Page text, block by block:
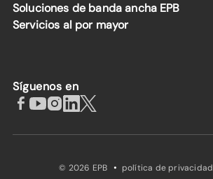
Soluciones de banda ancha EPB
Servicios al por mayor
Síguenos en
© 2026 EPB · política de privacidad